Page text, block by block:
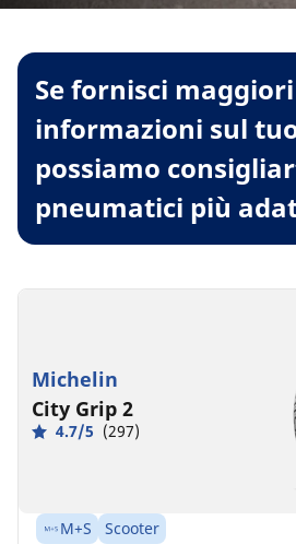
Se fornisci maggiori
informazioni sul
possiamo
pneumatici più
Michelin
City Grip 2
4.7/5 (297)
M+S
Scooter